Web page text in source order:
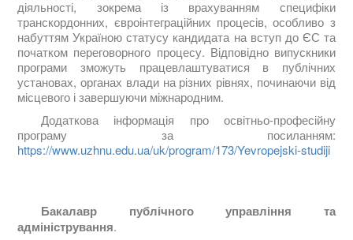
діяльності, зокрема із врахуванням специфіки
транскордонних, євроінтеграційних процесів, особливо з
набуттям Україною статусу кандидата на вступ до ЄС та
початком переговорного процесу. Відповідно випускники
програми зможуть працевлаштуватися в публічних
установах, органах влади на різних рівнях, починаючи від
місцевого і завершуючи міжнародним.
Додаткова інформація про освітньо-професійну
програму за посиланням:
https://www.uzhnu.edu.ua/uk/program/173/Yevropejski-studiji
Бакалавр публічного управління та
адміністрування.